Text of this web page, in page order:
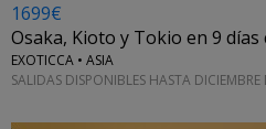
1699€
Osaka, Kioto y Tokio en 9
EXOTICCA • ASIA
SALIDAS DISPONIBLES HASTA